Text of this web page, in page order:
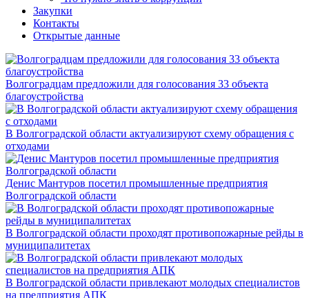
Закупки
Контакты
Открытые данные
Волгоградцам предложили для голосования 33 объекта
благоустройства
В Волгоградской области актуализируют схему обращения с
отходами
Денис Мантуров посетил промышленные предприятия
Волгоградской области
В Волгоградской области проходят противопожарные рейды в
муниципалитетах
В Волгоградской области привлекают молодых специалистов
на предприятия АПК